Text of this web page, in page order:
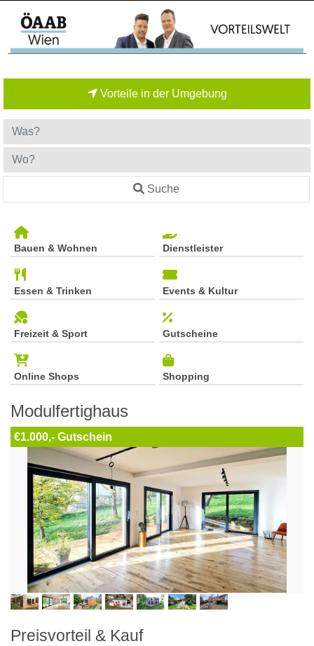
Vorteile in der Umgebung
Suche
Bauen & Wohnen Dienstleister
Essen & Trinken Events & Kultur
Freizeit & Sport Gutscheine
Online Shops Shopping
Modulfertighaus
€1.000,- Gutschein
Preisvorteil & Kauf